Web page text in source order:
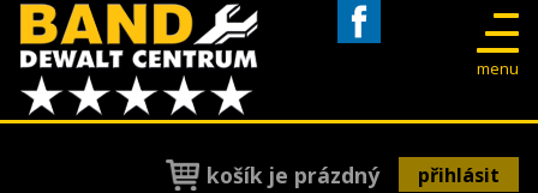
menu
košík je prázdný přihlásit